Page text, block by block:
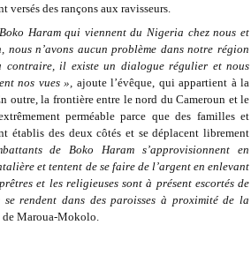
des rançons aux ravisseurs.
Haram qui viennent du Nigeria chez nous et
nous n’avons aucun problème dans notre région
contraire, il existe un dialogue régulier et nous
nos vues », ajoute l’évêque, qui appartient à la
outre, la frontière entre le nord du Cameroun et le
perméable parce que des familles et
établis des deux côtés et se déplacent librement
de Boko Haram s’approvisionnent en
et tentent de se faire de l’argent en enlevant
et les religieuses sont à présent escortés de
se rendent dans des paroisses à proximité de la
de Maroua-Mokolo.